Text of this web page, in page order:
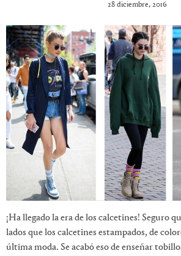
28 diciembre, 2016
¡Ha llegado la era de los calcetines! Seguro
lados que los calcetines estampados, de
última moda. Se acabó eso de enseñar